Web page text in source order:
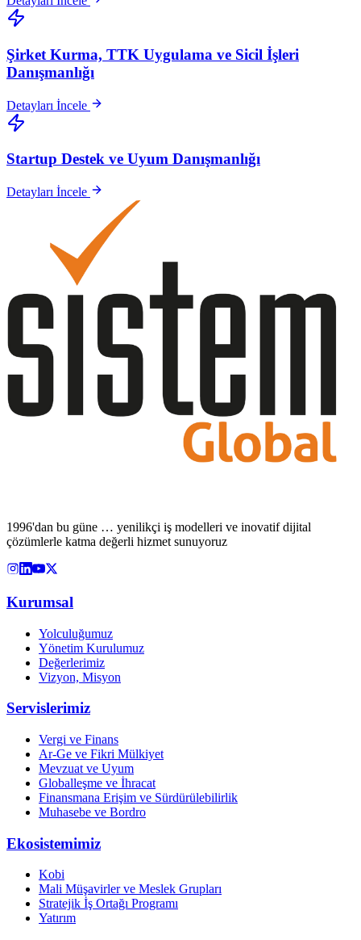
Şirket Kurma, TTK Uygulama ve Sicil İşleri
Danışmanlığı
Detayları İncele
Startup Destek ve Uyum Danışmanlığı
Detayları İncele
1996'dan bu güne … yenilikçi iş modelleri ve inovatif dijital
çözümlerle katma değerli hizmet sunuyoruz
Kurumsal
Yolculuğumuz
Yönetim Kurulumuz
Değerlerimiz
Vizyon, Misyon
Servislerimiz
Vergi ve Finans
Ar-Ge ve Fikri Mülkiyet
Mevzuat ve Uyum
Globalleşme ve İhracat
Finansmana Erişim ve Sürdürülebilirlik
Muhasebe ve Bordro
Ekosistemimiz
Kobi
Mali Müşavirler ve Meslek Grupları
Stratejik İş Ortağı Programı
Yatırım